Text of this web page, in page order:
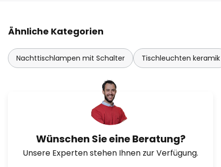
Ähnliche Kategorien
Nachttischlampen mit Schalter Tischleuchten keramik
Wünschen Sie eine Beratung?
Unsere Experten stehen Ihnen zur Verfügung.